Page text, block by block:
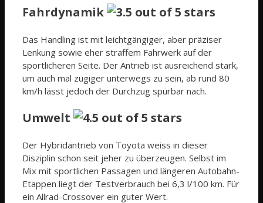
Fahrdynamik
Das Handling ist mit leichtgängiger, aber präziser
Lenkung sowie eher straffem Fahrwerk auf der
sportlicheren Seite. Der Antrieb ist ausreichend stark,
um auch mal zügiger unterwegs zu sein, ab rund 80
km/h lässt jedoch der Durchzug spürbar nach.
Umwelt
Der Hybridantrieb von Toyota weiss in dieser
Disziplin schon seit jeher zu überzeugen. Selbst im
Mix mit sportlichen Passagen und längeren Autobahn-
Etappen liegt der Testverbrauch bei 6,3 l/100 km. Für
ein Allrad-Crossover ein guter Wert.